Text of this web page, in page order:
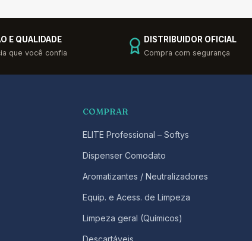
E QUALIDADE
que você confia
DISTRIBUIDOR OFICIAL
Compra com segurança
COMPRAR
ELITE Professional – Softys
Dispenser Comodato
Aromatizantes / Neutralizadores
Equip. e Acess. de Limpeza
Limpeza geral (Químicos)
Descartáveis